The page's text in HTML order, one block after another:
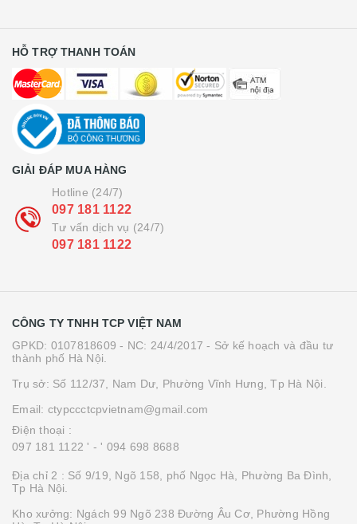
HỖ TRỢ THANH TOÁN
GIẢI ĐÁP MUA HÀNG
Hotline (24/7)
097 181 1122
Tư vấn dịch vụ (24/7)
097 181 1122
CÔNG TY TNHH TCP VIỆT NAM
GPKD: 0107818609 - NC: 24/4/2017 - Sở kế hoạch và đầu tư
thành phố Hà Nội.
Trụ sở: Số 112/37, Nam Dư, Phường Vĩnh Hưng, Tp Hà Nội.
Email: ctypccctcpvietnam@gmail.com
Điện thoại :
097 181 1122 ' - ' 094 698 8688
Địa chỉ 2 : Số 9/19, Ngõ 158, phố Ngọc Hà, Phường Ba Đình,
Tp Hà Nội.
Kho xưởng: Ngách 99 Ngõ 238 Đường Âu Cơ, Phường Hồng